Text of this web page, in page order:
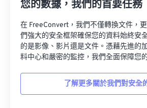
您的數據，我們的首要任務
在 FreeConvert，我們不僅轉換文件，
們強大的安全框架確保您的資料始終安
的是影像、影片還是文件。憑藉先進的
料中心和嚴密的監控，我們全面保障您
了解更多關於我們對安全